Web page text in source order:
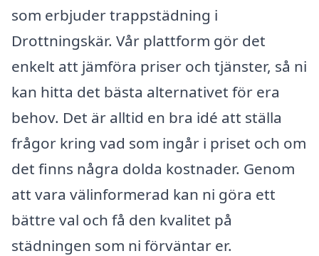
som erbjuder trappstädning i
Drottningskär. Vår plattform gör det
enkelt att jämföra priser och tjänster, så ni
kan hitta det bästa alternativet för era
behov. Det är alltid en bra idé att ställa
frågor kring vad som ingår i priset och om
det finns några dolda kostnader. Genom
att vara välinformerad kan ni göra ett
bättre val och få den kvalitet på
städningen som ni förväntar er.